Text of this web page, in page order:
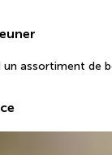
un assortiment de